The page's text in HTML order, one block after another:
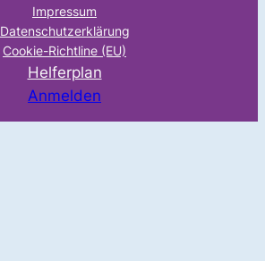
Impressum
Datenschutzerklärung
Cookie-Richtline (EU)
Helferplan
Anmelden